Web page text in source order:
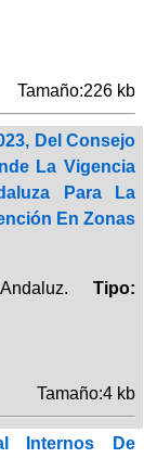
Tamaño:226 kb
Del Consejo
La Vigencia
Para La
En Zonas
Tipo:
Tamaño:4 kb
Internos De